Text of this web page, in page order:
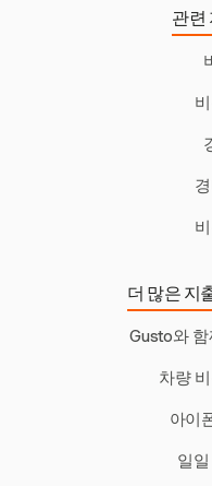
관련
더 많은 지
Gusto와
차량
아이
일